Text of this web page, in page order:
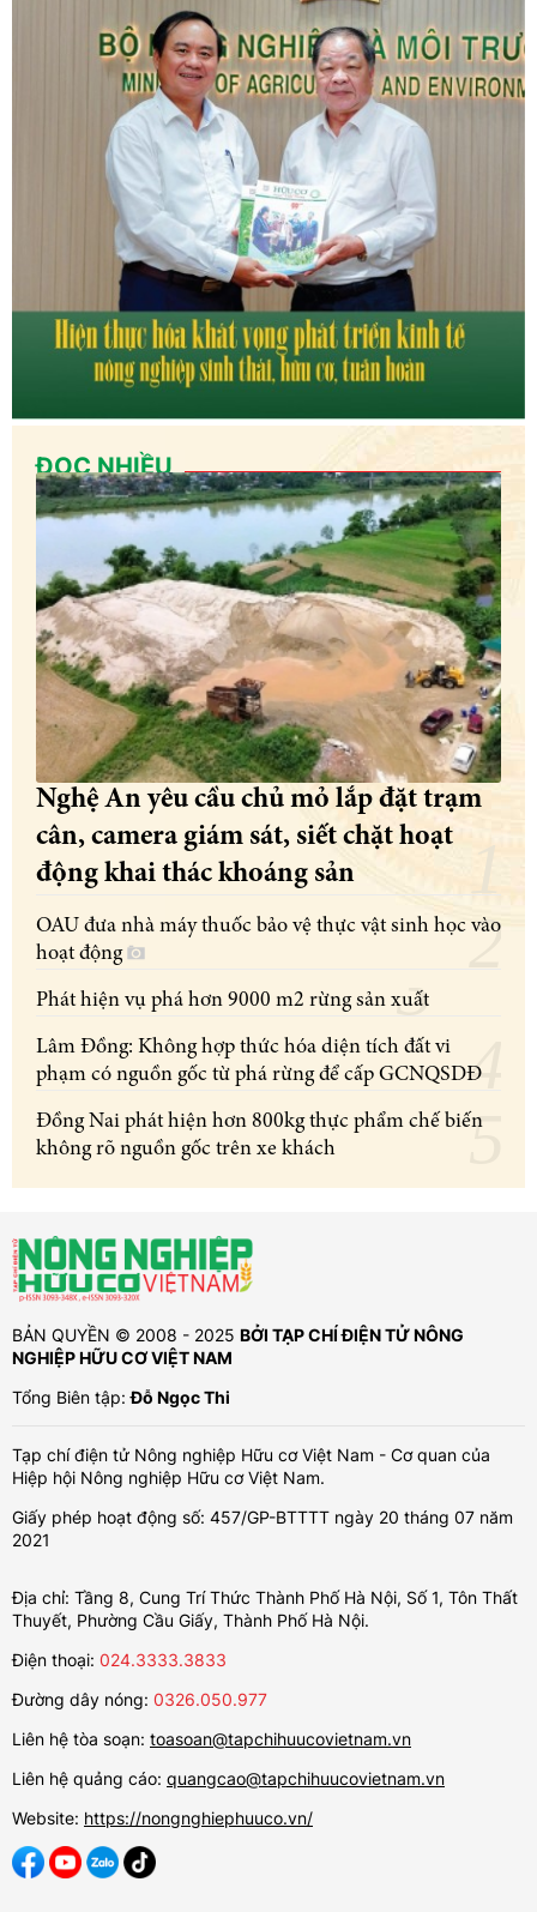
ĐỌC NHIỀU
Nghệ An yêu cầu chủ mỏ lắp đặt trạm
cân, camera giám sát, siết chặt hoạt
động khai thác khoáng sản
OAU đưa nhà máy thuốc bảo vệ thực vật sinh học vào
hoạt động
Phát hiện vụ phá hơn 9000 m2 rừng sản xuất
Lâm Đồng: Không hợp thức hóa diện tích đất vi
phạm có nguồn gốc từ phá rừng để cấp GCNQSDĐ
Đồng Nai phát hiện hơn 800kg thực phẩm chế biến
không rõ nguồn gốc trên xe khách
BẢN QUYỀN © 2008 - 2025 BỞI TẠP CHÍ ĐIỆN TỬ NÔNG
NGHIỆP HỮU CƠ VIỆT NAM
Tổng Biên tập:Đỗ Ngọc Thi
Tạp chí điện tử Nông nghiệp Hữu cơ Việt Nam - Cơ quan của
Hiệp hội Nông nghiệp Hữu cơ Việt Nam.
Giấy phép hoạt động số: 457/GP-BTTTT ngày 20 tháng 07 năm
2021
Địa chỉ: Tầng 8, Cung Trí Thức Thành Phố Hà Nội, Số 1, Tôn Thất
Thuyết, Phường Cầu Giấy, Thành Phố Hà Nội.
Điện thoại: 024.3333.3833
Đường dây nóng: 0326.050.977
Liên hệ tòa soạn: toasoan@tapchihuucovietnam.vn
Liên hệ quảng cáo: quangcao@tapchihuucovietnam.vn
Website: https://nongnghiephuuco.vn/